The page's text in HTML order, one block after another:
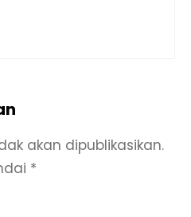
akan dipublikasikan.
*